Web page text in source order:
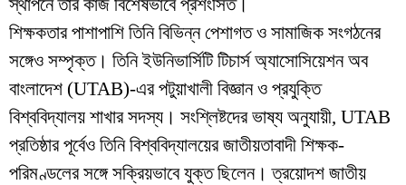
স্থাপনে তাঁর কাজ বিশেষভাবে প্রশংসিত।
শিক্ষকতার পাশাপাশি তিনি বিভিন্ন পেশাগত ও সামাজিক সংগঠনের
সঙ্গেও সম্পৃক্ত। তিনি ইউনিভার্সিটি টিচার্স অ্যাসোসিয়েশন অব
বাংলাদেশ (UTAB)-এর পটুয়াখালী বিজ্ঞান ও প্রযুক্তি
বিশ্ববিদ্যালয় শাখার সদস্য। সংশ্লিষ্টদের ভাষ্য অনুযায়ী, UTAB
প্রতিষ্ঠার পূর্বেও তিনি বিশ্ববিদ্যালয়ের জাতীয়তাবাদী শিক্ষক-
পরিমণ্ডলের সঙ্গে সক্রিয়ভাবে যুক্ত ছিলেন। ত্রয়োদশ জাতীয়